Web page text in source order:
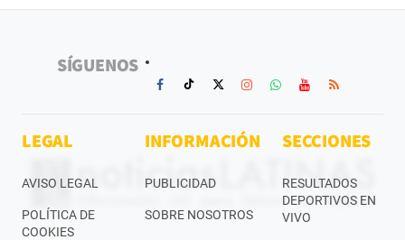
SÍGUENOS
LEGAL
AVISO LEGAL
POLÍTICA DE
COOKIES
INFORMACIÓN
PUBLICIDAD
SOBRE NOSOTROS
SECCIONES
RESULTADOS
DEPORTIVOS EN
VIVO